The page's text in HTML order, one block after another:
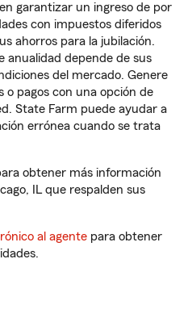
garantizar un ingreso de por
con impuestos diferidos
ahorros para la jubilación.
anualidad depende de sus
del mercado. Genere
pagos con una opción de
State Farm puede ayudar a
errónea cuando se trata
obtener más información
IL que respalden sus
al agente para obtener